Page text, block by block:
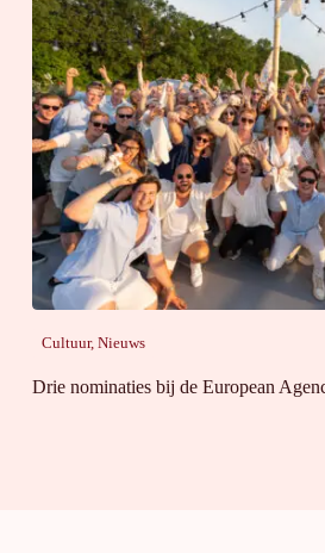
Cultuur, Nieuws
Drie nominaties bij de European